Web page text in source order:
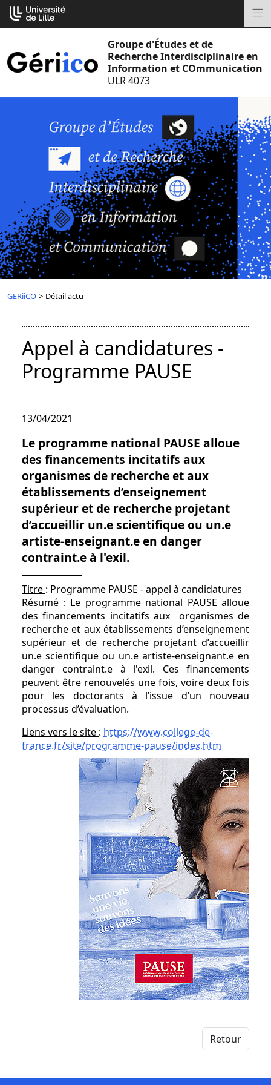
Aller
au
Groupe d'Études et de
Recherche Interdisciplinaire en
Information et COmmunication
ULR 4073
GERiiCO > Détail actu
Appel à candidatures -
Programme PAUSE
13/04/2021
Le programme national PAUSE alloue
des financements incitatifs aux
organismes de recherche et aux
établissements d’enseignement
supérieur et de recherche projetant
d’accueillir un.e scientifique ou un.e
artiste-enseignant.e en danger
contraint.e à l'exil.
Titre : Programme PAUSE - appel à candidatures
Résumé : Le programme national PAUSE alloue
des financements incitatifs aux organismes de
recherche et aux établissements d’enseignement
supérieur et de recherche projetant d’accueillir
un.e scientifique ou un.e artiste-enseignant.e en
danger contraint.e à l'exil. Ces financements
peuvent être renouvelés une fois, voire deux fois
pour les doctorants à l’issue d’un nouveau
processus d’évaluation.
Liens vers le site : https://www.college-de-
france.fr/site/programme-pause/index.htm
Retour
Cookies management panel